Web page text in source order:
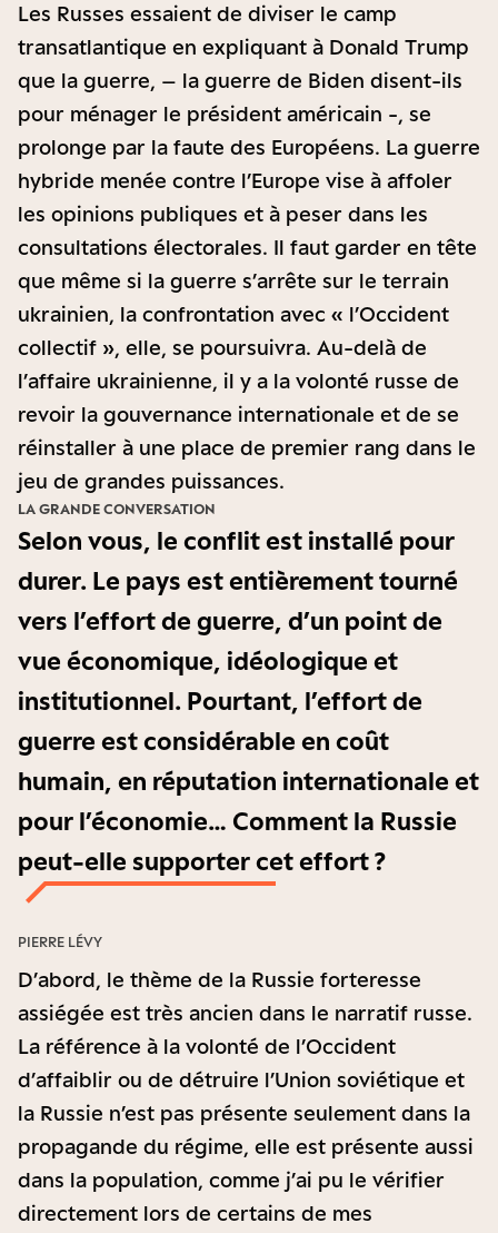
Les Russes essaient de diviser le camp
transatlantique en expliquant à Donald Trump
que la guerre, – la guerre de Biden disent-ils
pour ménager le président américain -, se
prolonge par la faute des Européens. La guerre
hybride menée contre l’Europe vise à affoler
les opinions publiques et à peser dans les
consultations électorales. Il faut garder en tête
que même si la guerre s’arrête sur le terrain
ukrainien, la confrontation avec « l’Occident
collectif », elle, se poursuivra. Au-delà de
l’affaire ukrainienne, il y a la volonté russe de
revoir la gouvernance internationale et de se
réinstaller à une place de premier rang dans le
jeu de grandes puissances.
Selon vous, le conflit est installé pour
durer. Le pays est entièrement tourné
vers l’effort de guerre, d’un point de
vue économique, idéologique et
institutionnel. Pourtant, l’effort de
guerre est considérable en coût
humain, en réputation internationale et
pour l’économie… Comment la Russie
peut-elle supporter cet effort ?
LA GRANDE CONVERSATION
D’abord, le thème de la Russie forteresse
assiégée est très ancien dans le narratif russe.
La référence à la volonté de l’Occident
d’affaiblir ou de détruire l’Union soviétique et
la Russie n’est pas présente seulement dans la
propagande du régime, elle est présente aussi
dans la population, comme j’ai pu le vérifier
directement lors de certains de mes
PIERRE LÉVY